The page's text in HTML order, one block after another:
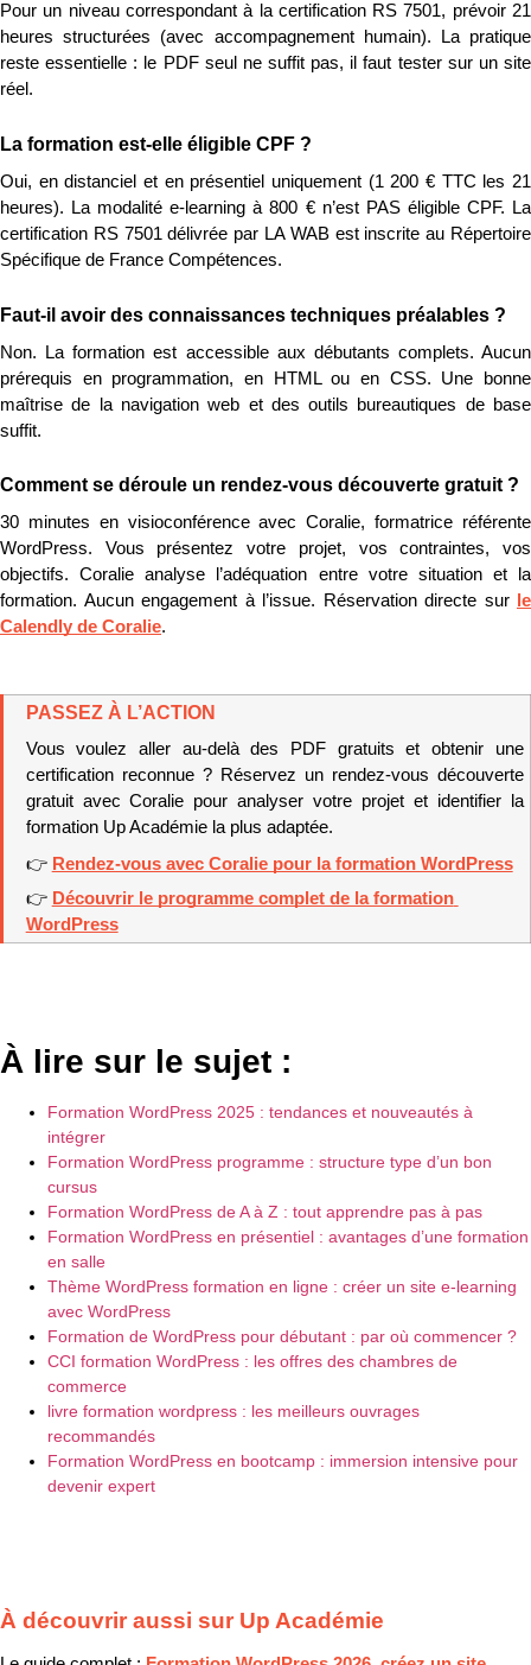
Pour un niveau correspondant à la certification RS 7501, prévoir 21
heures structurées (avec accompagnement humain). La pratique
reste essentielle : le PDF seul ne suffit pas, il faut tester sur un site
réel.
La formation est-elle éligible CPF ?
Oui, en distanciel et en présentiel uniquement (1 200 € TTC les 21
heures). La modalité e-learning à 800 € n’est PAS éligible CPF. La
certification RS 7501 délivrée par LA WAB est inscrite au Répertoire
Spécifique de France Compétences.
Faut-il avoir des connaissances techniques préalables ?
Non. La formation est accessible aux débutants complets. Aucun
prérequis en programmation, en HTML ou en CSS. Une bonne
maîtrise de la navigation web et des outils bureautiques de base
suffit.
Comment se déroule un rendez-vous découverte gratuit ?
30 minutes en visioconférence avec Coralie, formatrice référente
WordPress. Vous présentez votre projet, vos contraintes, vos
objectifs. Coralie analyse l’adéquation entre votre situation et la
formation. Aucun engagement à l’issue. Réservation directe sur
le
Calendly de Coralie.
PASSEZ À L’ACTION
Vous voulez aller au-delà des PDF gratuits et obtenir une
certification reconnue ? Réservez un rendez-vous découverte
gratuit avec Coralie pour analyser votre projet et identifier la
formation Up Académie la plus adaptée.
👉 Rendez-vous avec Coralie pour la formation WordPress
👉 Découvrir le programme complet de la formation
WordPress
À lire sur le sujet :
Formation WordPress 2025 : tendances et nouveautés à
intégrer
Formation WordPress programme : structure type d’un bon
cursus
Formation WordPress de A à Z : tout apprendre pas à pas
Formation WordPress en présentiel : avantages d’une formation
en salle
Thème WordPress formation en ligne : créer un site e-learning
avec WordPress
Formation de WordPress pour débutant : par où commencer ?
CCI formation WordPress : les offres des chambres de
commerce
livre formation wordpress : les meilleurs ouvrages
recommandés
Formation WordPress en bootcamp : immersion intensive pour
devenir expert
À découvrir aussi sur Up Académie